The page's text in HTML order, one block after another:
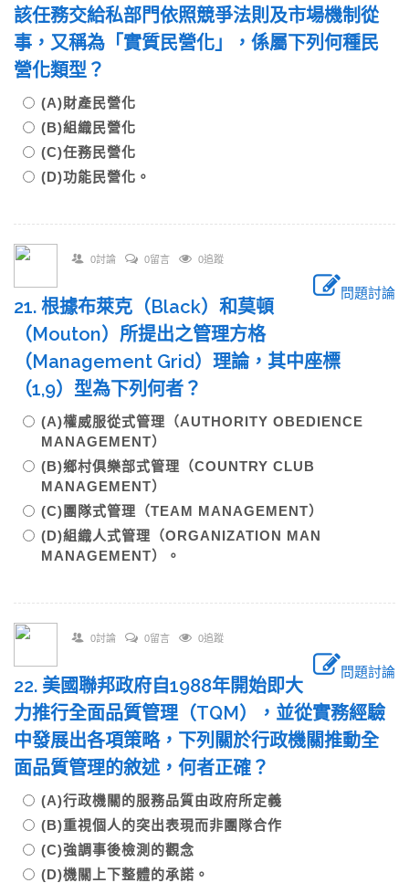
該任務交給私部門依照競爭法則及市場機制從
事，又稱為「實質民營化」，係屬下列何種民
營化類型？
(A)財產民營化
(B)組織民營化
(C)任務民營化
(D)功能民營化。
0討論 0留言 0追蹤
問題討論
21. 根據布萊克（Black）和莫頓
（Mouton）所提出之管理方格
（Management Grid）理論，其中座標
（1,9）型為下列何者？
(A)權威服從式管理（AUTHORITY OBEDIENCE
MANAGEMENT）
(B)鄉村俱樂部式管理（COUNTRY CLUB
MANAGEMENT）
(C)團隊式管理（TEAM MANAGEMENT）
(D)組織人式管理（ORGANIZATION MAN
MANAGEMENT）。
0討論 0留言 0追蹤
問題討論
22. 美國聯邦政府自1988年開始即大
力推行全面品質管理（TQM），並從實務經驗
中發展出各項策略，下列關於行政機關推動全
面品質管理的敘述，何者正確？
(A)行政機關的服務品質由政府所定義
(B)重視個人的突出表現而非團隊合作
(C)強調事後檢測的觀念
(D)機關上下整體的承諾。